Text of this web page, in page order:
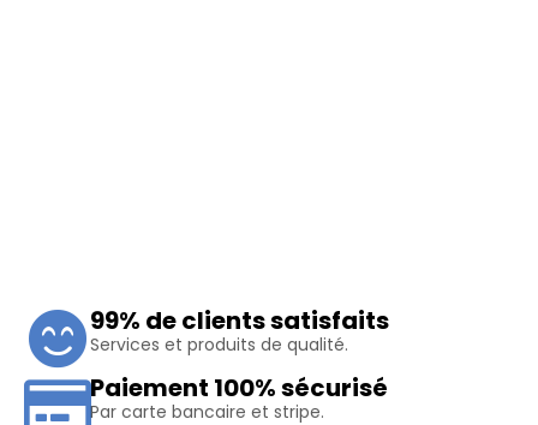
Paiement 100% sécurisé
Par carte bancaire et stripe.
99% de clients satisfaits
Services et produits de qualité.